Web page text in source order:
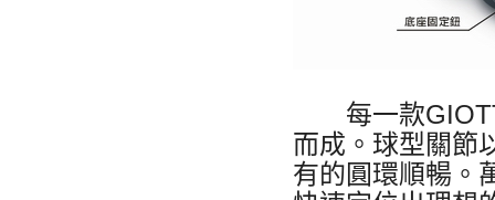
每一款
而成。球型關節
有的圓環順暢。